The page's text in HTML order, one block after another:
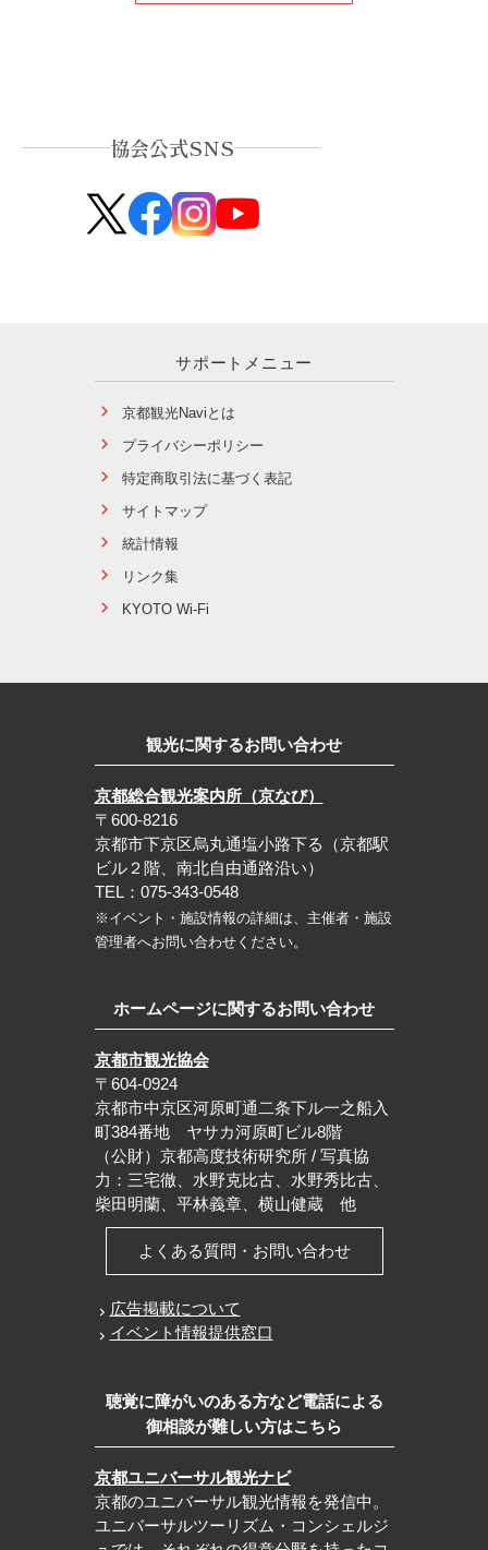
協会公式SNS
サポートメニュー
京都観光Naviとは
プライバシーポリシー
特定商取引法に基づく表記
サイトマップ
統計情報
リンク集
KYOTO Wi-Fi
観光に関するお問い合わせ
京都総合観光案内所（京なび）
〒600-8216
京都市下京区烏丸通塩小路下る（京都駅
ビル２階、南北自由通路沿い）
TEL：075-343-0548
※イベント・施設情報の詳細は、主催者・施設
管理者へお問い合わせください。
ホームページに関するお問い合わせ
京都市観光協会
〒604-0924
京都市中京区河原町通二条下ル一之船入
町384番地 ヤサカ河原町ビル8階
（公財）京都高度技術研究所 / 写真協
力：三宅徹、水野克比古、水野秀比古、
柴田明蘭、平林義章、横山健蔵 他
よくある質問・お問い合わせ
広告掲載について
イベント情報提供窓口
聴覚に障がいのある方など電話による
御相談が難しい方はこちら
京都ユニバーサル観光ナビ
京都のユニバーサル観光情報を発信中。
ユニバーサルツーリズム・コンシェルジ